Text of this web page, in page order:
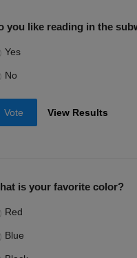
you like reading in the
Yes
No
Vote View Results
is your favorite color?
Red
Blue